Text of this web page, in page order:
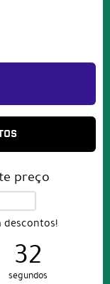
preço
descontos!
31
segundos